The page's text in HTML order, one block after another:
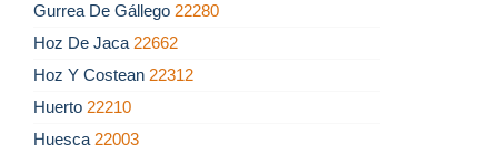
Gurrea De Gállego 22280
Hoz De Jaca 22662
Hoz Y Costean 22312
Huerto 22210
Huesca 22003